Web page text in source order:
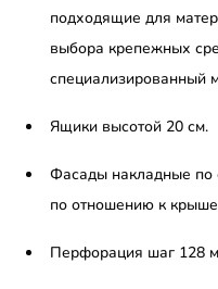
подходящие для
выбора крепежных
специализированный
Ящики высотой 20 см.
Фасады накладные по
по отношению к
Перфорация шаг 128